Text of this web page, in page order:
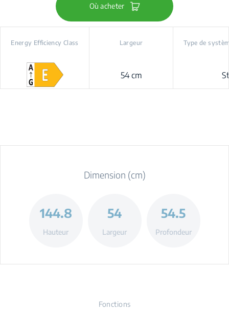
page.
Où acheter
Energy Efficiency Class Largeur
54 cm
Type de
Dimension (cm)
144.8
Hauteur
54
Largeur
54.5
Profondeur
Fonctions